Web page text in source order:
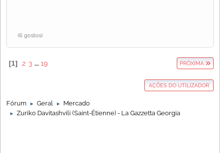
(6 gostos)
1 2 3 ... 19 PRÓXIMA
AÇÕES DO UTILIZADOR
Fórum ► Geral ► Mercado
► Zuriko Davitashvili (Saint-Étienne) - La Gazzetta Georgia